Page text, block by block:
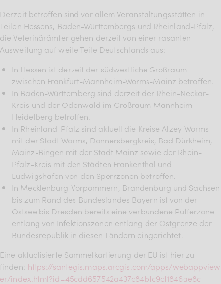
Derzeit betroffen sind vor allem Veranstaltungsstätten in
Teilen Hessens, Baden-Württembergs und Rheinland-Pfalz,
die Veterinärämter gehen derzeit von einer rasanten
Ausweitung auf weite Teile Deutschlands aus:
In Hessen ist derzeit der südwestliche Großraum
zwischen Frankfurt-Mannheim-Worms-Mainz betroffen.
In Baden-Württemberg sind derzeit der Rhein-Neckar-
Kreis und der Odenwald im Großraum Mannheim-
Heidelberg betroffen.
In Rheinland-Pfalz sind aktuell die Kreise Alzey-Worms
mit der Stadt Worms, Donnersbergkreis, Bad Dürkheim,
Mainz-Bingen mit der Stadt Mainz sowie der Rhein-
Pfalz-Kreis mit den Städten Frankenthal und
Ludwigshafen von den Sperrzonen betroffen.
In Mecklenburg-Vorpommern, Brandenburg und Sachsen
bis zum Rand des Bundeslandes Bayern ist von der
Ostsee bis Dresden bereits eine verbundene Pufferzone
entlang von Infektionszonen entlang der Ostgrenze der
Bundesrepublik in diesen Ländern eingerichtet.
Eine aktualisierte Sammelkartierung der EU ist hier zu
finden: https://santegis.maps.arcgis.com/apps/webappview
er/index.html?id=45cdd657542a437c84bfc9cf1846ae8c